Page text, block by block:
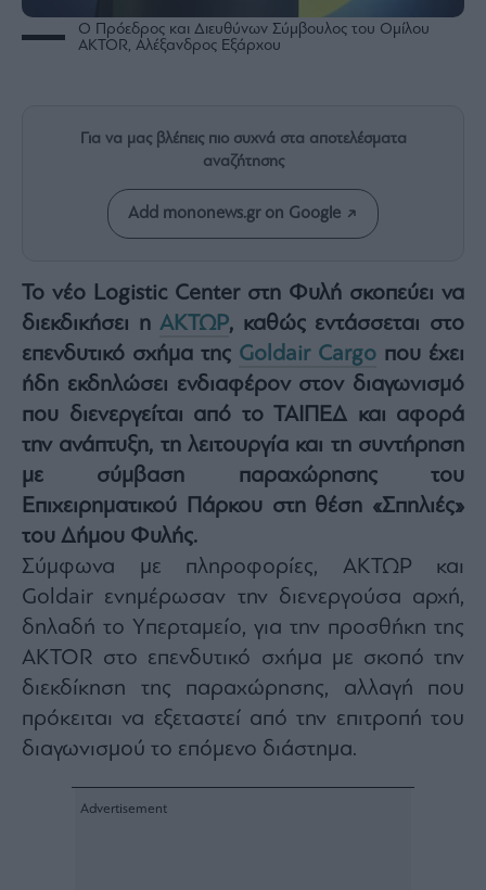
Mononews2030
Άρθρα
Auto
Life
&
Style
Υγεία
Architecture
&
Design
Fashion
Art
Watches
Yachts
Table
For
Two
Μετοχές
Αγορές
Ο Πρόεδρος και Διευθύνων Σύμβουλος του Ομίλου
AKTOR, Αλέξανδρος Εξάρχου
Για να μας βλέπεις πιο συχνά στα αποτελέσματα
αναζήτησης
Add mononews.gr on Google
Το νέο Logistic Center στη Φυλή σκοπεύει να
διεκδικήσει ηΑΚΤΩΡ, καθώς εντάσσεται στο
επενδυτικό σχήμα της Goldair Cargo που έχει
ήδη εκδηλώσει ενδιαφέρον στον διαγωνισμό
που διενεργείται από το ΤΑΙΠΕΔ και αφορά
την ανάπτυξη, τη λειτουργία και τη συντήρηση
με σύμβαση παραχώρησης του
Επιχειρηματικού Πάρκου στη θέση «Σπηλιές»
του Δήμου Φυλής.
Σύμφωνα με πληροφορίες, ΑΚΤΩΡ και
Goldair ενημέρωσαν την διενεργούσα αρχή,
δηλαδή το Yπερταμείο, για την προσθήκη της
AKTOR στο επενδυτικό σχήμα με σκοπό την
διεκδίκηση της παραχώρησης, αλλαγή που
πρόκειται να εξεταστεί από την επιτροπή του
διαγωνισμού το επόμενο διάστημα.